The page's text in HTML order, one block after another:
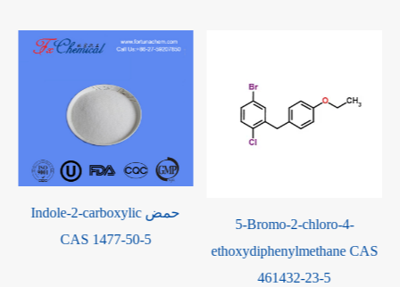
5-Bromo-2-chloro-4-
ethoxydiphenylmethane CAS
سيتوزين كاس 71-30-7